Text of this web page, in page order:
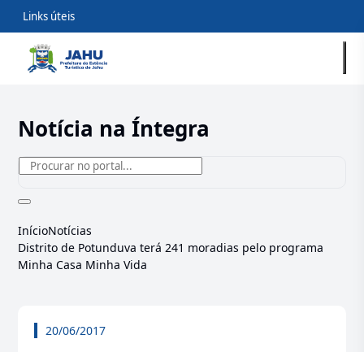
Links úteis
Notícia na Íntegra
InícioNotícias
Distrito de Potunduva terá 241 moradias pelo programa
Minha Casa Minha Vida
20/06/2017